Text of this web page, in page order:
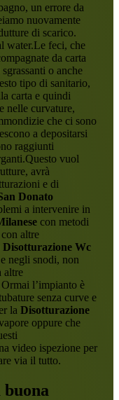
un errore da
nuovamente
di scarico.
water.Le feci, che
da carta
o anche
tipo di sanitario,
carta e quindi
nelle curvature,
che ci sono
a depositarsi
raggiunti
vuol
avrà
e di
Donato
a intervenire in
con metodi
altre
Disotturazione Wc
negli snodi, non
altre
l’impianto è
senza curve e
la Disotturazione
oppure che
video ispezione per
via il tutto.